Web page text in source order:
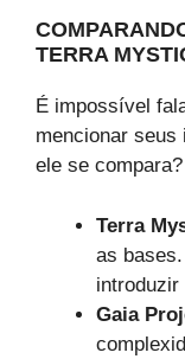
TERRA
É impossível
mencionar
ele se compara?
Terra
as
introduzir
Gaia